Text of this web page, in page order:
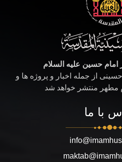
حسین علیه السلام
از جمله اخبار و پروژه ها و
مطهر منتشر خواهد شد
با ما